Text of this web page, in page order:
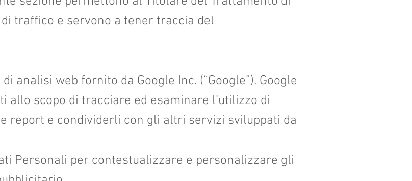
traffico e servono a tener traccia del
analisi web fornito da Google Inc. (“Google”). Google
allo scopo di tracciare ed esaminare l’utilizzo di
report e condividerli con gli altri servizi sviluppati da
Personali per contestualizzare e personalizzare gli